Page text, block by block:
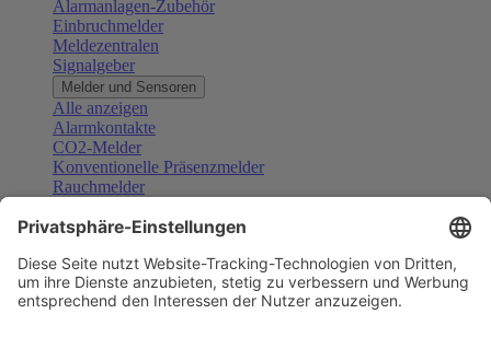
Alarmanlagen-Zubehör
Einbruchmelder
Meldezentralen
Signalgeber
Melder und Sensoren
Alle anzeigen
Alarmkontakte
CO2-Melder
Konventionelle Präsenzmelder
Rauchmelder
Gefahrenmelder
Türsprechanlagen
Alle anzeigen
Außenstationen